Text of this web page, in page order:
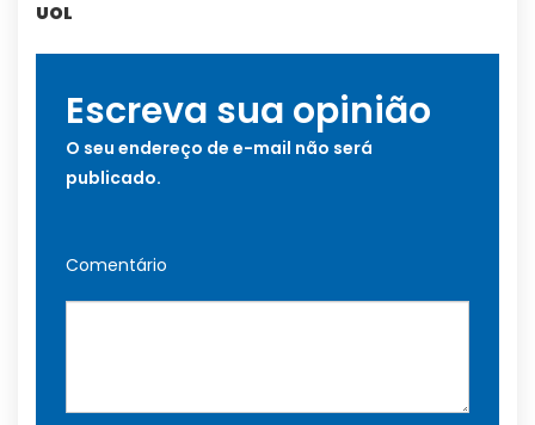
UOL
Escreva sua opinião
O seu endereço de e-mail não será
publicado.
Comentário